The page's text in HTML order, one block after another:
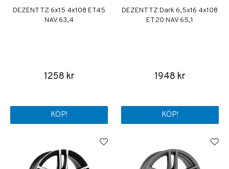
DEZENT TZ 6x15 4x108 ET45
NAV 63,4
1258 kr
KÖP!
DEZENT TZ Dark 6,5x16 4x108
ET20 NAV 65,1
1948 kr
KÖP!